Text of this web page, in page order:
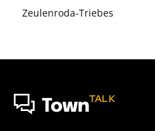
Zeulenroda-Triebes
TownTALK